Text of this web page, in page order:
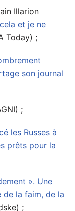
Illarion
et je ne
Today) ;
son journal
;
les Russes à
prêts pour la
». Une
de la faim, de la
;